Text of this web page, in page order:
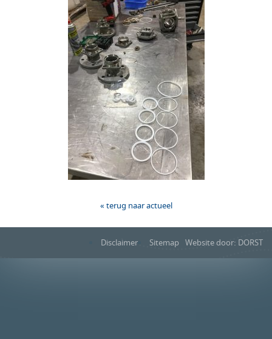
« terug naar actueel
Website door: DORST
Sitemap
Disclaimer